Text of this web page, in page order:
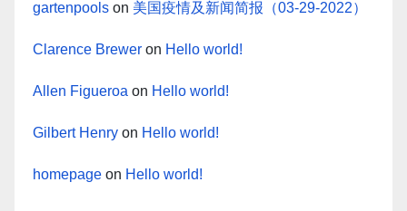
gartenpools on 美国疫情及新闻简报（03-29-2022）
Clarence Brewer on Hello world!
Allen Figueroa on Hello world!
Gilbert Henry on Hello world!
homepage on Hello world!